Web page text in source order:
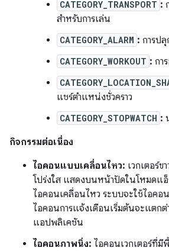
CATEGORY_TRANSPORT :
สำหรับการเล่น
CATEGORY_ALARM : การปลุ
CATEGORY_WORKOUT : กา
แชร์ตำแหน่งชั่วคราว
CATEGORY_STOPWATCH :
กิจกรรมต่อเนื่อง
ไอคอนแบบเคลื่อนไหว: เวกเตอร์ข
โปร่งใส แสดงบนหน้าปัดในโหมดแ
ไอคอนเคลื่อนไหว ระบบจะใช้ไอคอ
ไอคอนการแจ้งเตือนเริ่มต้นจะแตก
แอปพลิเคชัน
ไอคอนภาพนิ่ง: ไอคอนเวกเตอร์ที่